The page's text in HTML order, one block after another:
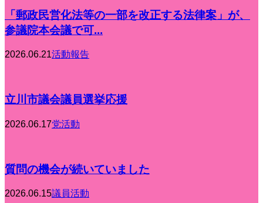
「郵政民営化法等の一部を改正する法律案」が、
参議院本会議で可...
2026.06.21活動報告
立川市議会議員選挙応援
2026.06.17党活動
質問の機会が続いていました
2026.06.15議員活動